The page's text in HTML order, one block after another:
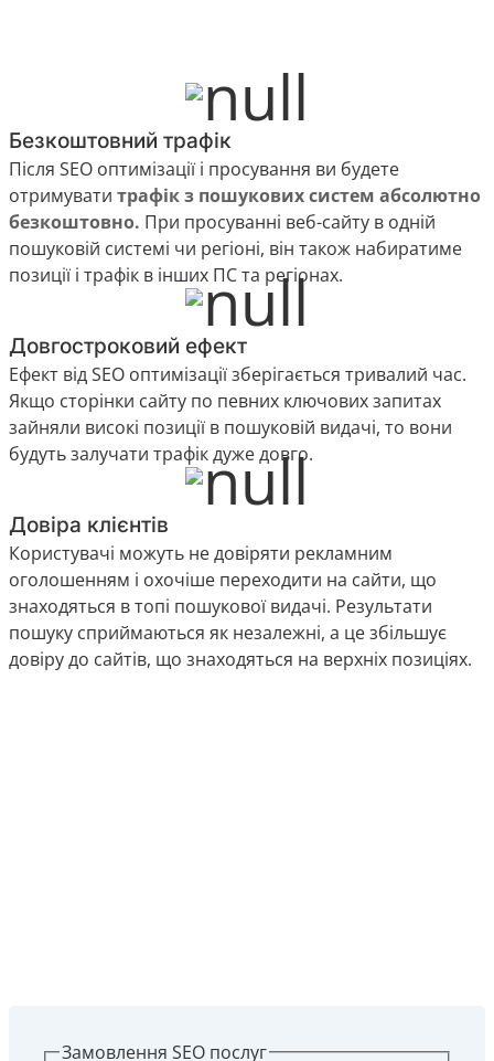
Безкоштовний трафік
Після SEO оптимізації і просування ви будете
отримувати трафік з пошукових систем абсолютно
безкоштовно. При просуванні веб-сайту в одній
пошуковій системі чи регіоні, він також набиратиме
позиції і трафік в інших ПС та регіонах.
Довгостроковий ефект
Ефект від SEO оптимізації зберігається тривалий час.
Якщо сторінки сайту по певних ключових запитах
зайняли високі позиції в пошуковій видачі, то вони
будуть залучати трафік дуже довго.
Довіра клієнтів
Користувачі можуть не довіряти рекламним
оголошенням і охочіше переходити на сайти, що
знаходяться в топі пошукової видачі. Результати
пошуку сприймаються як незалежні, а це збільшує
довіру до сайтів, що знаходяться на верхніх позиціях.
Замовлення SEO послуг